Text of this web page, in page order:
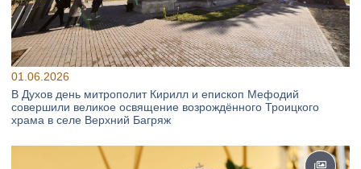
01.06.2026
В Духов день митрополит Кирилл и епископ Мефодий
совершили великое освящение возрождённого Троицкого
храма в селе Верхний Багряж